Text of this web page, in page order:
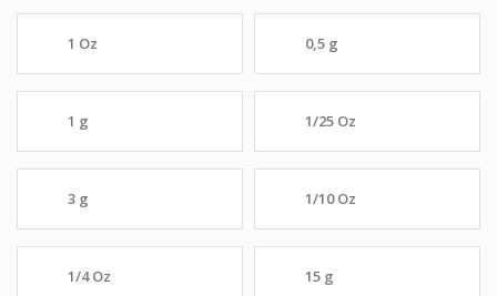
1 Oz 0,5 g
1 g 1/25 Oz
3 g 1/10 Oz
1/4 Oz 15 g